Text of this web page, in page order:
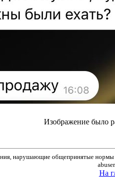
Изображение было
нарушающие общепринятые нормы
На